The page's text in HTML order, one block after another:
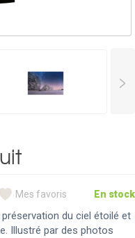
>
Mes favoris En stock
du ciel étoilé et
Illustré par des photos